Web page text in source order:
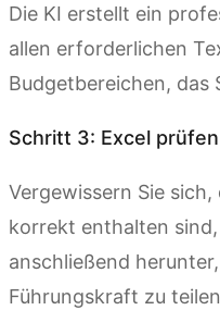
Die KI erstellt ein
allen erforderlichen
Budgetbereichen, das
Schritt 3: Excel
Vergewissern Sie
korrekt enthalten
anschließend
Führungskraft zu